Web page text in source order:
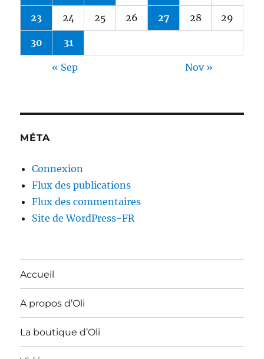
23 24 25 26 27 28 29
30 31
« Sep Nov »
MÉTA
Connexion
Flux des publications
Flux des commentaires
Site de WordPress-FR
Accueil
A propos d’Oli
La boutique d’Oli